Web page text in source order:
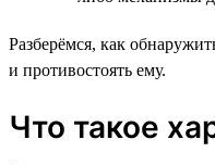
Разберёмся, как
и противостоять ему.
Что такое